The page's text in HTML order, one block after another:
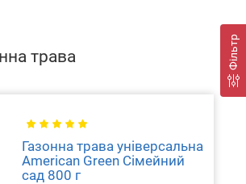
Фільтр
трава
Газонна трава універсальна
American Green Сімейний
сад 800 г